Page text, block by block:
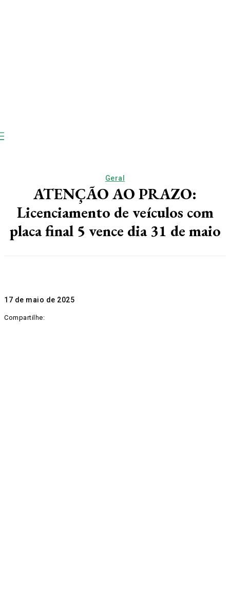
Geral
ATENÇÃO AO PRAZO:
Licenciamento de veículos com
placa final 5 vence dia 31 de maio
17 de maio de 2025
Compartilhe: